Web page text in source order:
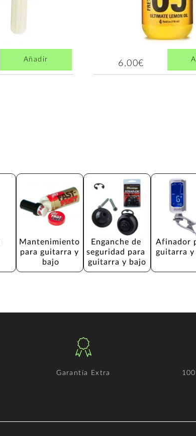
Añadir 6,00€
Mantenimiento
para guitarra y
bajo
Enganche de
seguridad para
guitarra y bajo
Afinador
guitarra y
Garantía Extra